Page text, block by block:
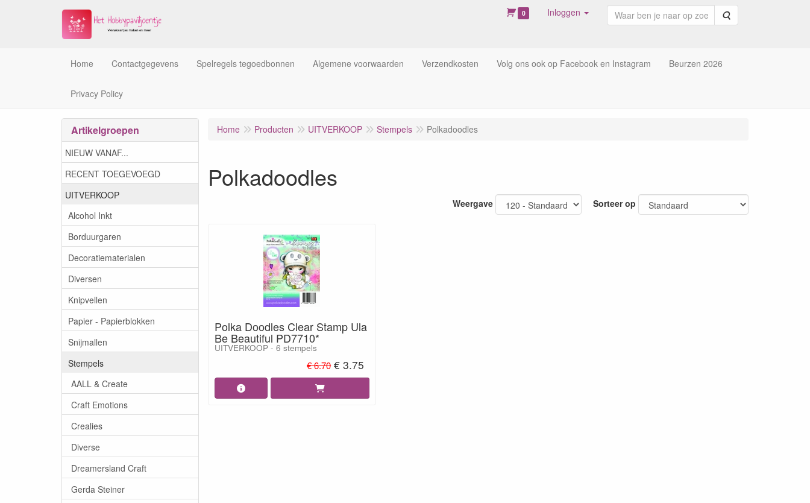
0 Inloggen Zoeken
Home Contactgegevens Spelregels tegoedbonnen Algemene voorwaarden Verzendkosten Volg ons ook op Facebook en Instagram Beurzen 2026
Privacy Policy
Artikelgroepen
NIEUW VANAF...
RECENT TOEGEVOEGD
UITVERKOOP
Alcohol Inkt
Borduurgaren
Decoratiematerialen
Diversen
Knipvellen
Papier - Papierblokken
Snijmallen
Stempels
AALL & Create
Craft Emotions
Crealies
Diverse
Dreamersland Craft
Gerda Steiner
Home Producten UITVERKOOP Stempels Polkadoodles
Polkadoodles
Weergave Sorteer op
Polka Doodles Clear Stamp Ula
Be Beautiful PD7710*
UITVERKOOP - 6 stempels
€ 6.70 € 3.75